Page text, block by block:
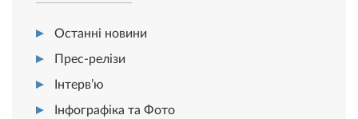
Останні новини
Прес-релізи
Інтерв’ю
Інфографіка та Фото